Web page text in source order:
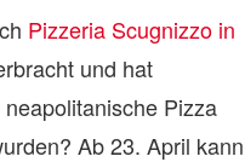
Pizzeria Scugnizzo in
und hat
Pizza
Ab 23. April kann